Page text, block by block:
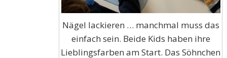
Nägel lackieren … manchmal muss das
einfach sein. Beide Kids haben ihre
Lieblingsfarben am Start. Das Söhnchen